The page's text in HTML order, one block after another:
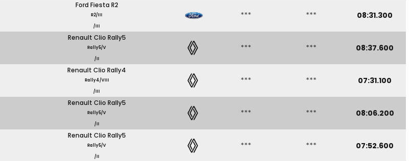
Ford Fiesta R2
R2/III
/III
*** *** 08:31.300
Renault Clio Rally5
Rally5/V
/II
*** *** 08:37.600
Renault Clio Rally4
Rally4/VIII
/III
*** *** 07:31.100
Renault Clio Rally5
Rally5/V
/II
*** *** 08:06.200
Renault Clio Rally5
Rally5/V
/II
*** *** 07:52.600